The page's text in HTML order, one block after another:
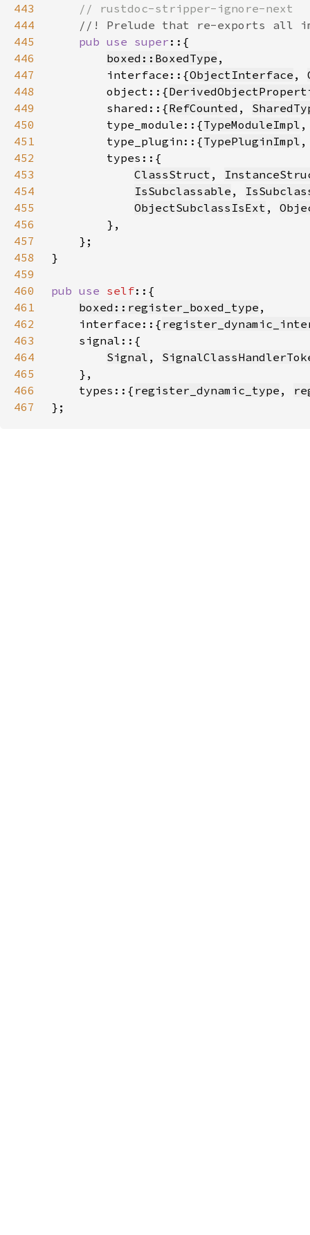
443
444
445
pub use super
446
boxed::BoxedType
447
        interface::{
ObjectInterface ,
448
        object::{
449
        shared::{
RefCounted ,
450
        type_module::{
TypeModuleImpl
451
        type_plugin::{
TypePluginImpl
452
453
ClassStruct ,
454
IsSubclassable ,
455
ObjectSubclassIsExt ,
456
457
458
459
460
pub use self
461
boxed::register_boxed_type
462
    interface::{
463
464
Signal ,
465
466
    types::{
register_dynamic_type ,
467